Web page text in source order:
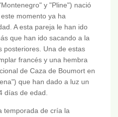
y "Pline") nació
momento ya ha
A esta pareja le han ido
que han ido sacando a la
posteriores. Una de estas
francés y una hembra
de Caza de Boumort en
que han dado a luz un
días de edad.
temporada de cría la